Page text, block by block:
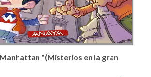
"(Misterios en la gran